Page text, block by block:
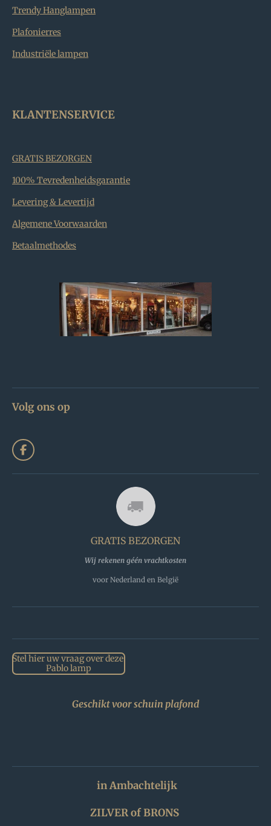
Trendy Hanglampen
Plafonierres
Industriële lampen
KLANTENSERVICE
GRATIS BEZORGEN
100% Tevredenheidsgarantie
Levering & Levertijd
Algemene Voorwaarden
Betaalmethodes
Volg ons op
F
a
c
GRATIS BEZORGEN
Wij rekenen géén vrachtkosten
voor Nederland en België
Stel hier uw vraag over deze
Pablo lamp
Geschikt voor schuin plafond
in Ambachtelijk
ZILVER of BRONS